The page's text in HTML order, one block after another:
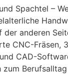
Spachtel –
der anderen
CNC-Fräsen,
CAD-